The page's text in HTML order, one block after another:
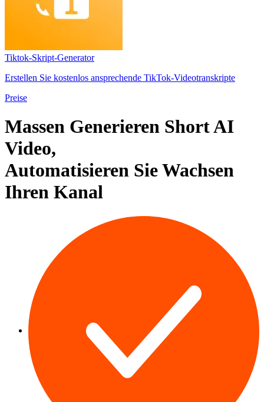
Tiktok-Skript-Generator
Erstellen Sie kostenlos ansprechende TikTok-Videotranskripte
Preise
Massen Generieren Short AI
Video,
Automatisieren SieWachsen
Ihren Kanal